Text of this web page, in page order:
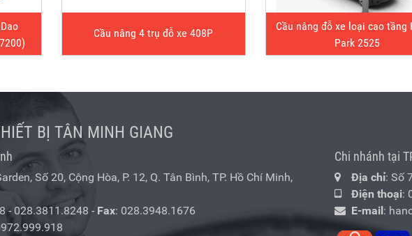
Cầu nâng 4 trụ đỗ xe 408P
Cầu nâng đỗ xe loại cao tầng
Park 2525
BỊ TÂN MINH GIANG
Số 20, Cộng Hòa, P. 12, Q. Tân Bình, TP. Hồ Chí Minh,
- 028.3811.8248 - Fax: 028.3948.1676
Chi nhánh tại
Địa chỉ: Số
Điện thoại:
E-mail: